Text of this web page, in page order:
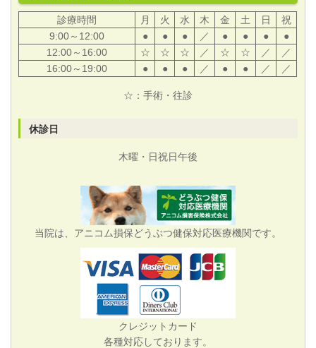
診療時間 月 火 水 木 金 土 日
祝
9:00～12:00
● ● ● ／ ● ● ●
●
12:00～16:00
☆ ☆ ☆ ／ ☆ ☆ ／
／
16:00～19:00
● ● ● ／ ● ● ／ ／
☆：手術・往診
休診日
木曜・日祝日午後
当院は、アニコム損保どうぶつ健保対応医療機関です。
クレジットカード
各種対応しております。